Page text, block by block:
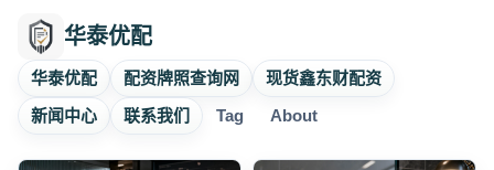
华泰优配
华泰优配 配资牌照查询网
现货鑫东财配资
新闻中心
联系我们 Tag About